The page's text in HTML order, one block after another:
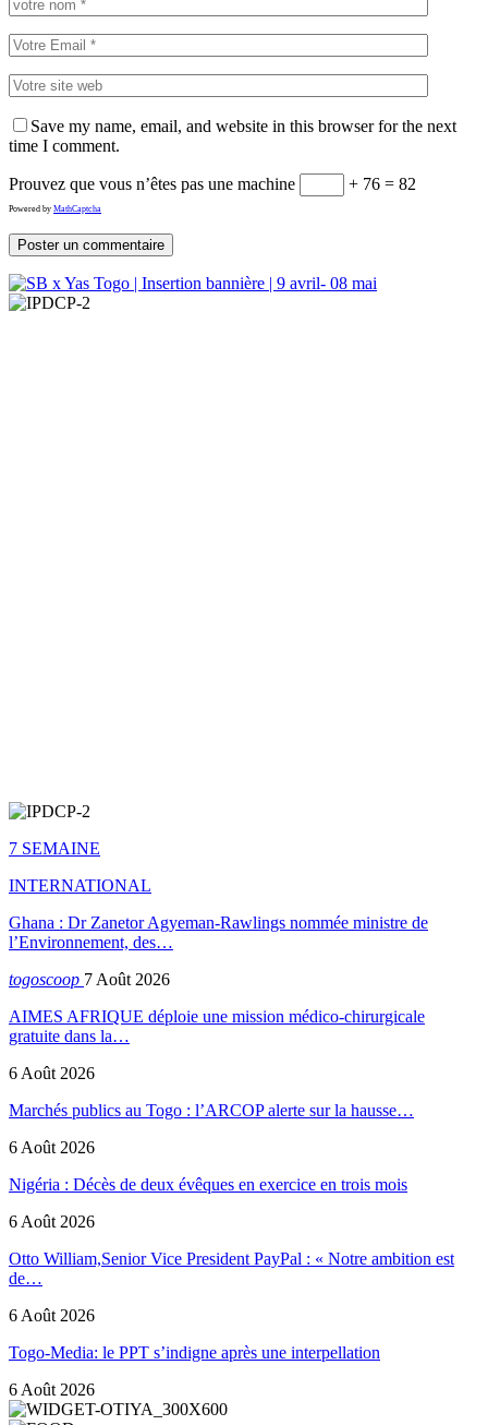
Save my name, email, and website in this browser for the next
time I comment.
Prouvez que vous n’êtes pas une machine + 76 = 82
Powered by MathCaptcha
7 SEMAINE
INTERNATIONAL
Ghana : Dr Zanetor Agyeman-Rawlings nommée ministre de
l’Environnement, des…
togoscoop 7 Août 2026
AIMES AFRIQUE déploie une mission médico-chirurgicale
gratuite dans la…
6 Août 2026
Marchés publics au Togo : l’ARCOP alerte sur la hausse…
6 Août 2026
Nigéria : Décès de deux évêques en exercice en trois mois
6 Août 2026
Otto William,Senior Vice President PayPal : « Notre ambition est
de…
6 Août 2026
Togo-Media: le PPT s’indigne après une interpellation
6 Août 2026